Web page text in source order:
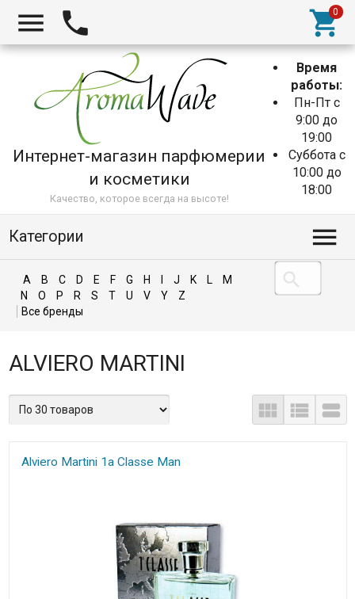
Интернет-магазин парфюмерии
и косметики
Качество, которое всегда на высоте!
Время
работы:
Пн-Пт с
9:00 до
19:00
Суббота с
10:00 до
18:00
Категории
A B C D E F G H J K L
M
N
O P R S T U V Y Z
ALVIERO MARTINI
Alviero Martini 1a Classe Man